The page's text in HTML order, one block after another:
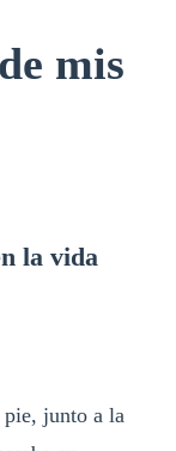
mis
la vida
junto a la